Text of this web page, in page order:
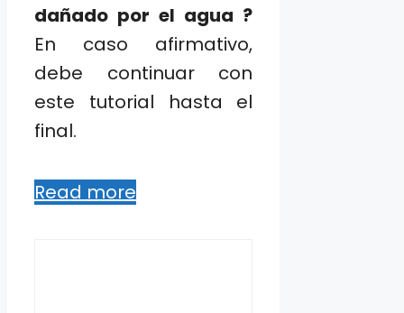
dañado por el agua ?
En caso afirmativo,
debe continuar con
este tutorial hasta el
final.
Read more